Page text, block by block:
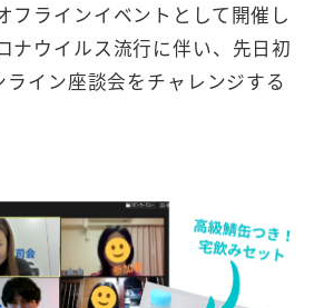
フラインイベントとして開催し
ナウイルス流行に伴い、先日初
イン座談会をチャレンジする